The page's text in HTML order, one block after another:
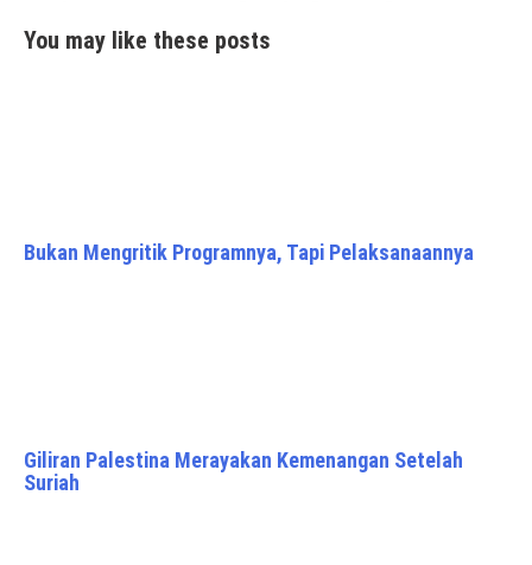
You may like these posts
Bukan Mengritik Programnya, Tapi Pelaksanaannya
Giliran Palestina Merayakan Kemenangan Setelah
Suriah